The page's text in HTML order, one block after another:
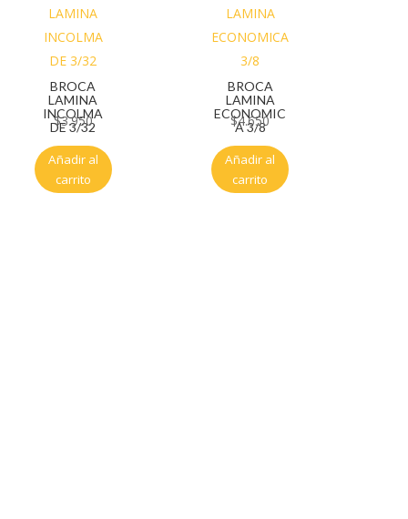
BROCA
LAMINA
INCOLMA
DE 3/32
$3.950
Añadir al
carrito
BROCA
LAMINA
ECONOMIC
A 3/8
$4.650
Añadir al
carrito